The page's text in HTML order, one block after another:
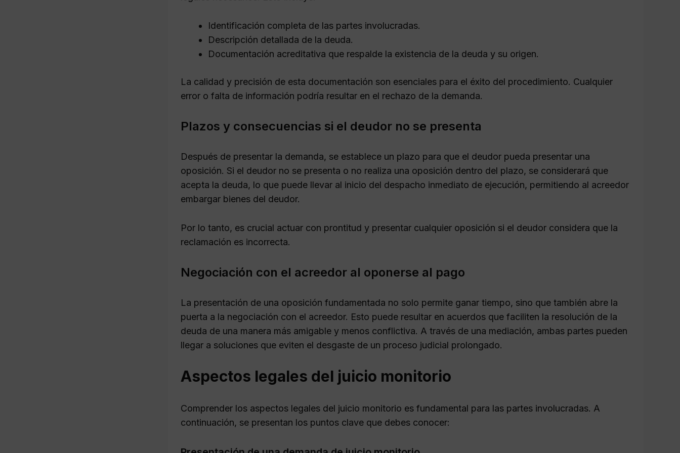
Identificación completa de las partes involucradas.
Descripción detallada de la deuda.
Documentación acreditativa que respalde la existencia de la deuda y su origen.
La calidad y precisión de esta documentación son esenciales para el éxito del procedimiento. Cualquier
error o falta de información podría resultar en el rechazo de la demanda.
Plazos y consecuencias si el deudor no se presenta
Después de presentar la demanda, se establece un plazo para que el deudor pueda presentar una
oposición. Si el deudor no se presenta o no realiza una oposición dentro del plazo, se considerará que
acepta la deuda, lo que puede llevar al inicio del despacho inmediato de ejecución, permitiendo al acreedor
embargar bienes del deudor.
Por lo tanto, es crucial actuar con prontitud y presentar cualquier oposición si el deudor considera que la
reclamación es incorrecta.
Negociación con el acreedor al oponerse al pago
La presentación de una oposición fundamentada no solo permite ganar tiempo, sino que también abre la
puerta a la negociación con el acreedor. Esto puede resultar en acuerdos que faciliten la resolución de la
deuda de una manera más amigable y menos conflictiva. A través de una mediación, ambas partes pueden
llegar a soluciones que eviten el desgaste de un proceso judicial prolongado.
Aspectos legales del juicio monitorio
Comprender los aspectos legales del juicio monitorio es fundamental para las partes involucradas. A
continuación, se presentan los puntos clave que debes conocer: